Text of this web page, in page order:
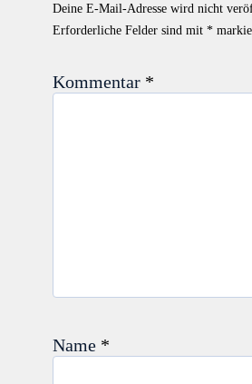
Deine E-Mail-Adresse wird nicht
Erforderliche Felder sind mit *
Kommentar *
Name *